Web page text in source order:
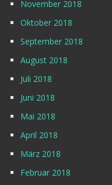
November 2018
Oktober 2018
September 2018
August 2018
Juli 2018
Juni 2018
Mai 2018
April 2018
März 2018
Februar 2018